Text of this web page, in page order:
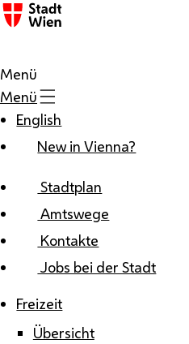
Zum Inhalt
Menü
Menü
English
New in Vienna?
Stadtplan
Amtswege
Kontakte
Jobs bei der Stadt
Freizeit
Übersicht